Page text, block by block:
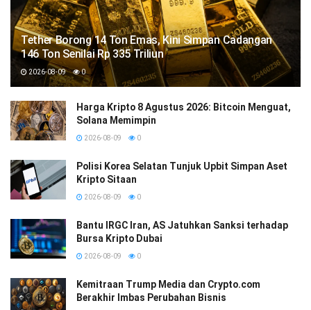
Tether Borong 14 Ton Emas, Kini Simpan Cadangan
146 Ton Senilai Rp 335 Triliun
2026-08-09 0
Harga Kripto 8 Agustus 2026: Bitcoin Menguat,
Solana Memimpin
2026-08-09 0
Polisi Korea Selatan Tunjuk Upbit Simpan Aset
Kripto Sitaan
2026-08-09 0
Bantu IRGC Iran, AS Jatuhkan Sanksi terhadap
Bursa Kripto Dubai
2026-08-09 0
Kemitraan Trump Media dan Crypto.com
Berakhir Imbas Perubahan Bisnis